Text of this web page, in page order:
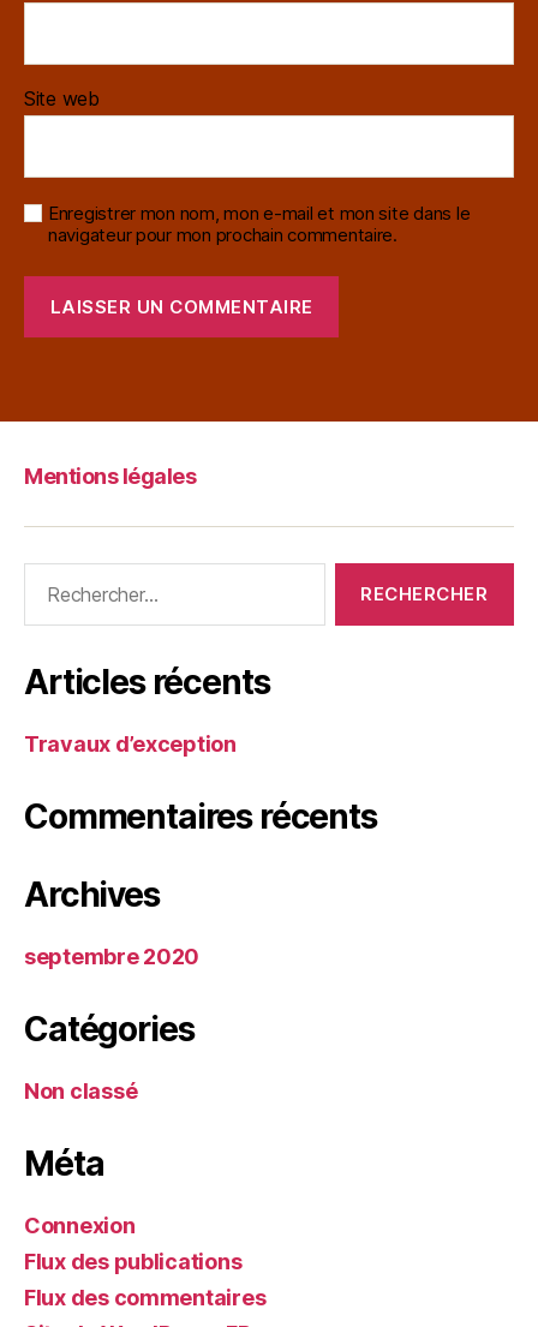
Site web
Enregistrer mon nom, mon e-mail et mon site dans le
navigateur pour mon prochain commentaire.
Mentions légales
Articles récents
Travaux d’exception
Commentaires récents
Archives
septembre 2020
Catégories
Non classé
Méta
Connexion
Flux des publications
Flux des commentaires